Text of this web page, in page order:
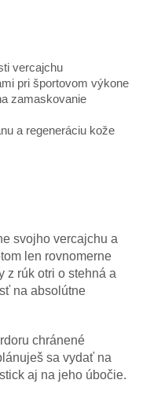
vercajchu
pri športovom výkone
zamaskovanie
a regeneráciu kože
svojho vercajchu a
len rovnomerne
z rúk otri o stehná a
na absolútne
chránené
sa vydať na
aj na jeho úbočie.